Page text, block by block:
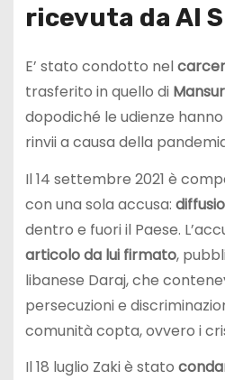
ricevuta da Al
E’ stato condotto nel
trasferito in quello di
dopodiché le udienze
rinvii a causa della
Il 14 settembre 2021 è
con una sola accusa:
dentro e fuori il Paese.
articolo da lui firmato,
libanese Daraj, che
persecuzioni e
comunità copta, ovvero i
Il 18 luglio Zaki è stato